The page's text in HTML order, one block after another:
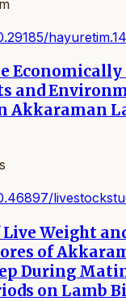
and
Akkaraman
Weight
of
During
on Lamb